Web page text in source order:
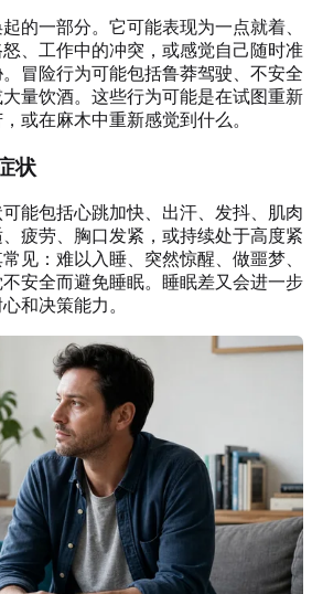
的一部分。它可能表现为一点就着、
、工作中的冲突，或感觉自己随时准
冒险行为可能包括鲁莽驾驶、不安全
量饮酒。这些行为可能是在试图重新
或在麻木中重新感觉到什么。
状
能包括心跳加快、出汗、发抖、肌肉
疲劳、胸口发紧，或持续处于高度紧
见：难以入睡、突然惊醒、做噩梦、
安全而避免睡眠。睡眠差又会进一步
和决策能力。